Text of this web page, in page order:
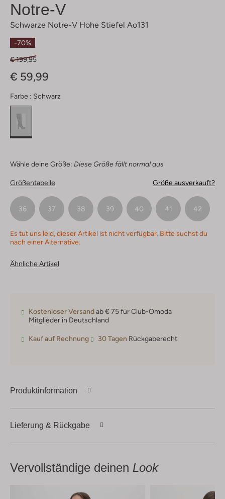
Notre-V
Schwarze Notre-V Hohe Stiefel Ao131
-70%
€ 199,95
€ 59,99
Farbe : Schwarz
Wähle deine Größe: Diese Größe fällt normal aus
Größentabelle Größe ausverkauft?
36 37 38 39 40 41 42
Es tut uns leid, dieser Artikel ist nicht verfügbar. Bitte suchst du
nach einer Alternative.
Ähnliche Artikel
Kostenloser Versandab € 75 für Club-Omoda
Mitglieder in Deutschland
Kauf auf Rechnung 30 Tagen Rückgaberecht
Produktinformation
Lieferung & Rückgabe
Vervollständige deinen Look